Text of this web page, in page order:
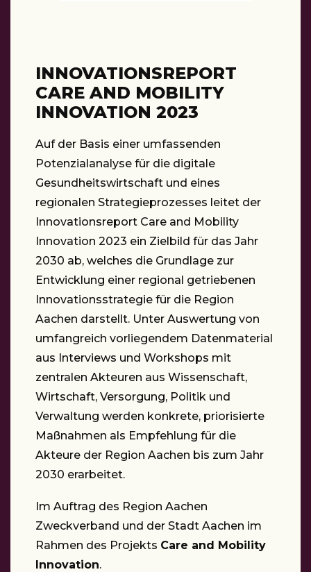
INNOVATIONSREPORT
CARE AND MOBILITY
INNOVATION 2023
Auf der Basis einer umfassenden
Potenzialanalyse für die digitale
Gesundheitswirtschaft und eines
regionalen Strategieprozesses leitet der
Innovationsreport Care and Mobility
Innovation 2023 ein Zielbild für das Jahr
2030 ab, welches die Grundlage zur
Entwicklung einer regional getriebenen
Innovationsstrategie für die Region
Aachen darstellt. Unter Auswertung von
umfangreich vorliegendem Datenmaterial
aus Interviews und Workshops mit
zentralen Akteuren aus Wissenschaft,
Wirtschaft, Versorgung, Politik und
Verwaltung werden konkrete, priorisierte
Maßnahmen als Empfehlung für die
Akteure der Region Aachen bis zum Jahr
2030 erarbeitet.
Im Auftrag des Region Aachen
Zweckverband und der Stadt Aachen im
Rahmen des Projekts Care and Mobility
Innovation.